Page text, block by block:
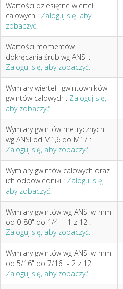
Wartości dziesiętne wierteł
calowych : Zaloguj się, aby
zobaczyć.
Wartości momentów
dokręcania śrub wg ANSI :
Zaloguj się, aby zobaczyć.
Wymiary wierteł i gwintowników
gwintów calowych : Zaloguj się,
aby zobaczyć.
Wymiary gwintów metrycznych
wg ANSI od M1,6 do M17 :
Zaloguj się, aby zobaczyć.
Wymiary gwintów calowych oraz
ich odpowiedniki : Zaloguj się,
aby zobaczyć.
Wymiary gwintów wg ANSI w mm
od 0-80" do 1/4" - 1 z 12 :
Zaloguj się, aby zobaczyć.
Wymiary gwintów wg ANSI w mm
od 5/16" do 7/16" - 2 z 12 :
Zaloguj się, aby zobaczyć.